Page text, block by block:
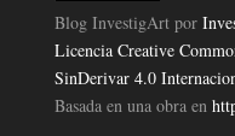
Blog InvestigArtpor
Licencia Creative
SinDerivar 4.0
Basada en una obra en